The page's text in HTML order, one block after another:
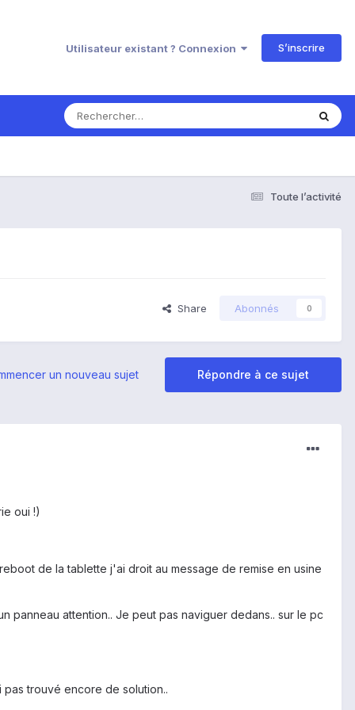
Utilisateur existant ? Connexion S’inscrire
Toute l’activité
Share Abonnés 0
Répondre à ce sujet
un nouveau sujet
oui !)
de la tablette j'ai droit au message de remise en usine
attention.. Je peut pas naviguer dedans.. sur le pc
trouvé encore de solution..